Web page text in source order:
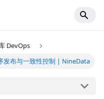
DevOps
发布与一致性控制 | NineData